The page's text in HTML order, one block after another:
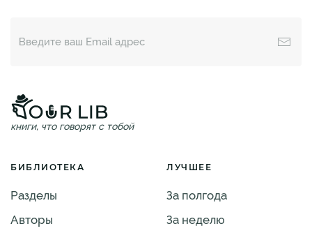
книги, что говорят с тобой
БИБЛИОТЕКА
Разделы
Авторы
ЛУЧШЕЕ
За полгода
За неделю